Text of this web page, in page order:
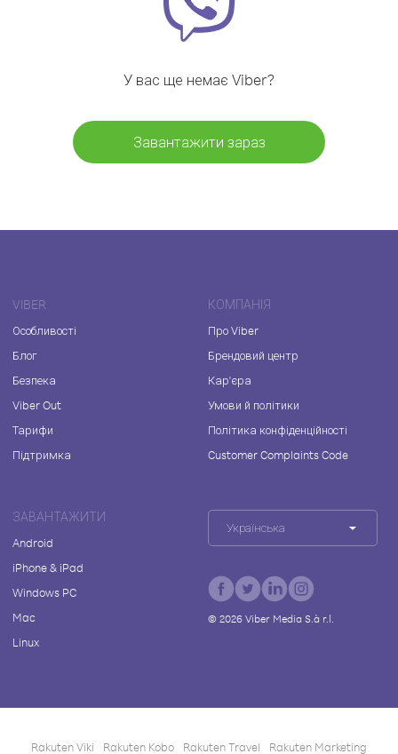
У вас ще немає Viber?
Завантажити зараз
VIBER
Особливості
Блог
Безпека
Viber Out
Тарифи
Підтримка
КОМПАНІЯ
Про Viber
Брендовий центр
Кар'єра
Умови й політики
Політика конфіденційності
Customer Complaints Code
ЗАВАНТАЖИТИ
Android
iPhone & iPad
Windows PC
Mac
Linux
Українська
© 2026Viber Media S.à r.l.
Rakuten Viki Rakuten Kobo Rakuten Travel Rakuten Marketing